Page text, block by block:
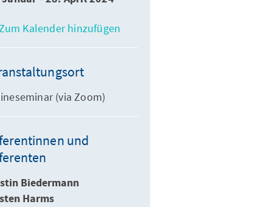
Kalender hinzufügen
(via Zoom)
und
Biedermann
Harms